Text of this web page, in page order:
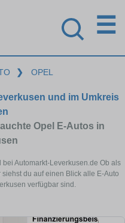
☰
❯ OPEL
und im Umkreis
Opel E-Autos in
Automarkt-Leverkusen.de Ob als
du auf einen Blick alle E-Auto
verfügbar sind.